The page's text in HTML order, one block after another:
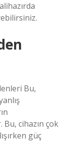
Bu,
cihazın çok
güç